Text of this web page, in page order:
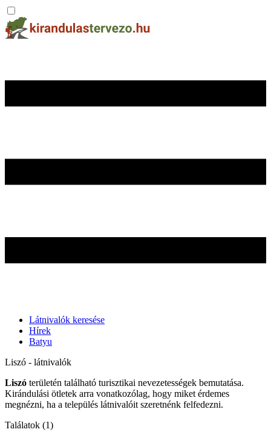
Látnivalók keresése
Hírek
Batyu
Liszó - látnivalók
Liszó területén található turisztikai nevezetességek bemutatása.
Kirándulási ötletek arra vonatkozólag, hogy miket érdemes
megnézni, ha a település látnivalóit szeretnénk felfedezni.
Találatok (1)